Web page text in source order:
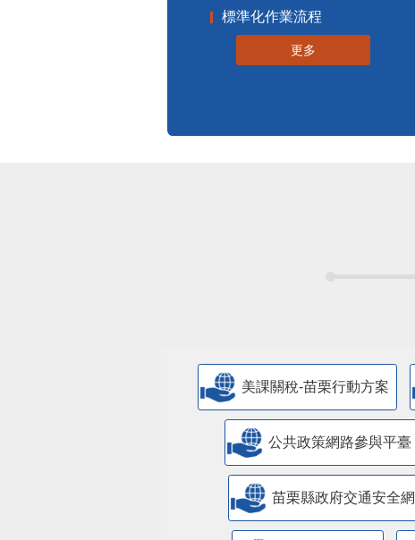
標準化作業流程
更多
美課關稅-苗栗行動方案
公共政策網路參與平臺
苗栗縣政府交通安全網